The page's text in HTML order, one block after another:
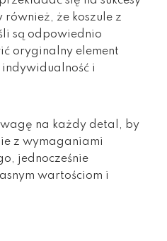
również, że koszule z
są odpowiednio
oryginalny element
i
na każdy detal, by
z wymaganiami
jednocześnie
wartościom i